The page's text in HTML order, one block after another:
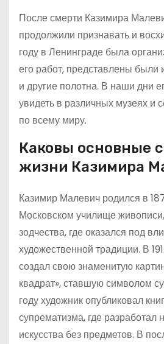
После смерти Казимира
продолжили признавать и
году в Ленинграде была
его работ, представлены были
и другие полотна. В наши дни
увидеть в различных музеях и
по всему миру.
Каковы основные
жизни Казимира
Казимир Малевич родился в
Московском училище
зодчества, где оказался под
художественной традиции. В
создал свою знаменитую
квадрат», ставшую символом
году художник опубликовал
супрематизма, где разработал
искусства без предметов. В